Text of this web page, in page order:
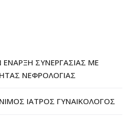
ΣΥΝΕΡΓΑΣΙΑΣ ΜΕ
ΝΕΦΡΟΛΟΓΙΑΣ
ΙΑΤΡΟΣ ΓΥΝΑΙΚΟΛΟΓΟΣ